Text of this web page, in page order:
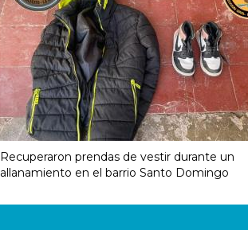
Recuperaron prendas de vestir durante un
allanamiento en el barrio Santo Domingo